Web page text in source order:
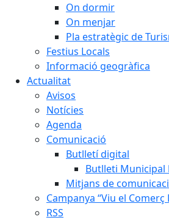
On dormir
On menjar
Pla estratègic de
Festius Locals
Informació geogràfica
Actualitat
Avisos
Notícies
Agenda
Comunicació
Butlletí digital
Butlleti Municipal
Mitjans de
Campanya “Viu el Comerç
RSS